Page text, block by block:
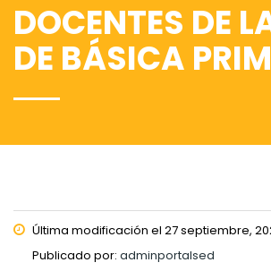
DOCENTES DE
DE BÁSICA
Última modificación el 27 septiembre,
Publicado por: adminportalsed